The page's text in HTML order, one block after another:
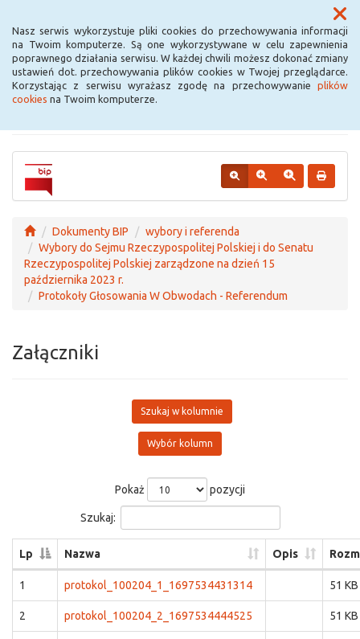
Nasz serwis wykorzystuje pliki cookies do przechowywania informacji
na Twoim komputerze. Są one wykorzystywane w celu zapewnienia
poprawnego działania serwisu. W każdej chwili możesz dokonać zmiany
ustawień dot. przechowywania plików cookies w Twojej przeglądarce.
Korzystając z serwisu wyrażasz zgodę na przechowywanie plików
cookies na Twoim komputerze.
Menu
Urząd Miejski w
Krośniewicach
Dokumenty BIP
wybory i referenda
Wybory do Sejmu Rzeczypospolitej Polskiej i do Senatu
Rzeczypospolitej Polskiej zarządzone na dzień 15
października 2023 r.
Protokoły Głosowania W Obwodach - Referendum
Załączniki
Szukaj w kolumnie
Wybór kolumn
Pokaż pozycji
Szukaj:
Lp Nazwa Opis
1 protokol_100204_1_1697534431314 51 KB
2 protokol_100204_2_1697534444525 51 KB